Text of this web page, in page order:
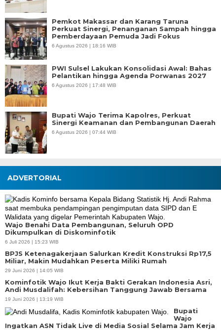
Pemkot Makassar dan Karang Taruna
Perkuat Sinergi, Penanganan Sampah hingga
Pemberdayaan Pemuda Jadi Fokus
6 Agustus 2026 | 18:16 WIB
PWI Sulsel Lakukan Konsolidasi Awal: Bahas
Pelantikan hingga Agenda Porwanas 2027
6 Agustus 2026 | 17:48 WIB
Bupati Wajo Terima Kapolres, Perkuat
Sinergi Keamanan dan Pembangunan Daerah
6 Agustus 2026 | 07:44 WIB
ADVERTORIAL
Wajo Benahi Data Pembangunan, Seluruh OPD
Dikumpulkan di Diskominfotik
6 Juli 2026 | 15:23 WIB
BPJS Ketenagakerjaan Salurkan Kredit Konstruksi Rp17,5
Miliar, Makin Mudahkan Peserta Miliki Rumah
29 Juni 2026 | 14:05 WIB
Kominfotik Wajo Ikut Kerja Bakti Gerakan Indonesia Asri,
Andi Musdalifah: Kebersihan Tanggung Jawab Bersama
19 Juni 2026 | 13:19 WIB
Bupati
Wajo
Ingatkan ASN Tidak Live di Media Sosial Selama Jam Kerja